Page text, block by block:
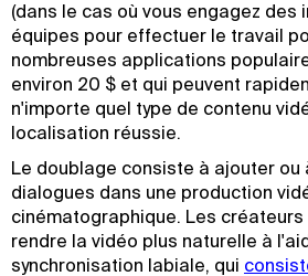
(dans le cas où vous engagez des
équipes pour effectuer le travail
nombreuses applications
environ 20 $ et qui peuvent
n'importe quel type de contenu
localisation réussie.
Le doublage consiste à ajouter ou
dialogues dans une production
cinématographique. Les
rendre la vidéo plus naturelle à
synchronisation labiale, qui